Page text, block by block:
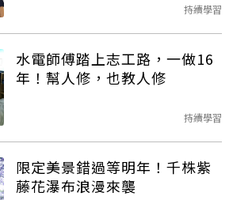
持續學習
水電師傅踏上志工路，一做16
年！幫人修，也教人修
持續學習
限定美景錯過等明年！千株紫
藤花瀑布浪漫來襲